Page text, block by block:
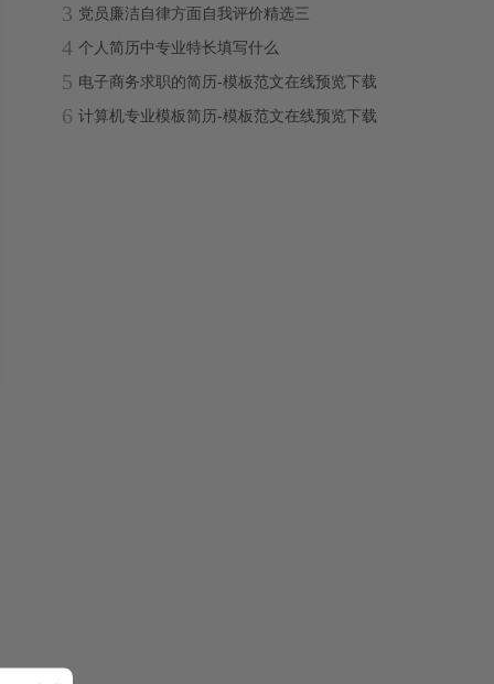
3 党员廉洁自律方面自我评价精选三
4 个人简历中专业特长填写什么
5 电子商务求职的简历-模板范文在线预览下载
6 计算机专业模板简历-模板范文在线预览下载